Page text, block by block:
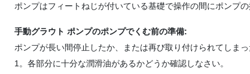
ポンプはフィートねじが付いている基礎で操作の間にポンプ
手動グラウト ポンプのポンプでくむ前の準備:
ポンプが長い間停止したか、または再び取り付けられてしま
1。各部分に十分な潤滑油があるかどうか確認しなさい。